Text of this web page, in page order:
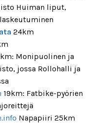
Huiman liput,
24km
Monipuolinen ja
jossa Rollohalli ja
19km: Fatbike-pyörien
Napapiiri 25km